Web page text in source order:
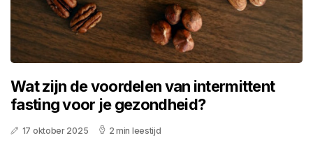
Wat zijn de voordelen van intermittent
fasting voor je gezondheid?
17 oktober 2025 2 min leestijd